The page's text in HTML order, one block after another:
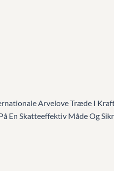
Arvelove Træde I
Skatteeffektiv Måde Og